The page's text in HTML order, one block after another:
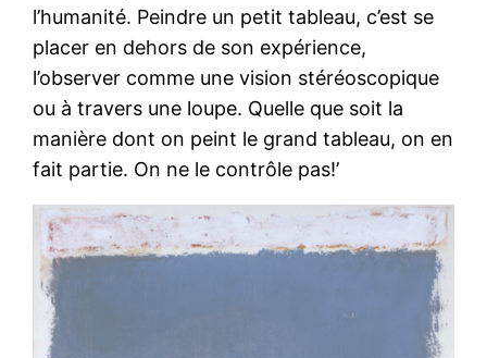
l’humanité. Peindre un petit tableau, c’est se
placer en dehors de son expérience,
l’observer comme une vision stéréoscopique
ou à travers une loupe. Quelle que soit la
manière dont on peint le grand tableau, on en
fait partie. On ne le contrôle pas!’